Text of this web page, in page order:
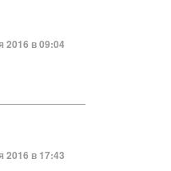
2016 в 09:04
2016 в 17:43